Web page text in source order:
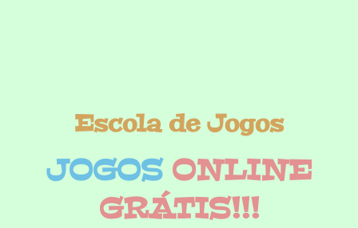
Escola de Jogos
JOGOS ONLINE
GRÁTIS!!!